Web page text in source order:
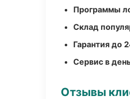
Программы
Склад
Гарантия до
Сервис в
Отзывы